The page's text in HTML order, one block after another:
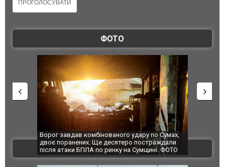
ФОТО
удару по Сумах,
Ще десятеро постраждали
по ринку на Сумщині. ФОТО
За 2000 кілометрів від кордону з
Єкатеринбурзі після атаки дронів
склад Wildberries. ФОТО. ВІДЕО
ВІДЕО